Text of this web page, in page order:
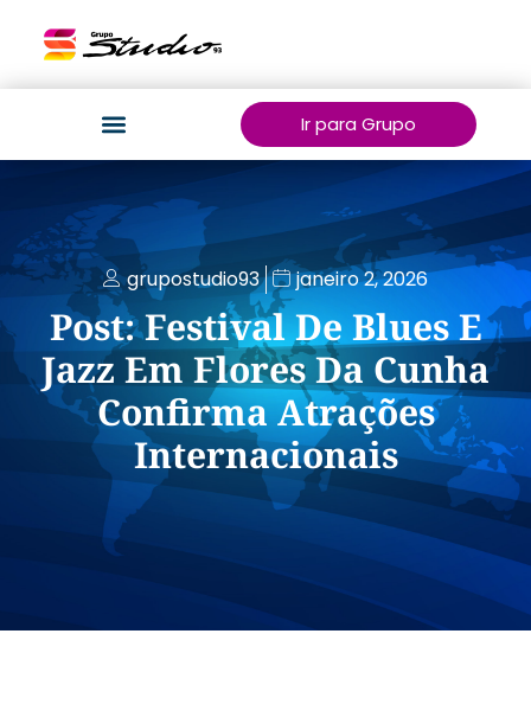
Ir para Grupo
grupostudio93 janeiro 2, 2026
Post: Festival De Blues E
Jazz Em Flores Da Cunha
Confirma Atrações
Internacionais